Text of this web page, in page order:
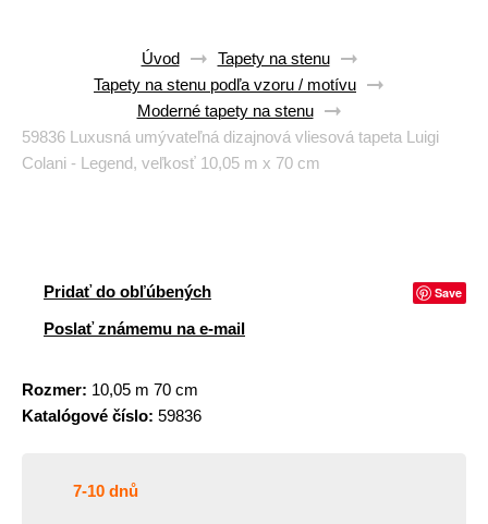
Úvod
Tapety na stenu
Tapety na stenu podľa vzoru / motívu
Moderné tapety na stenu
59836 Luxusná umývateľná dizajnová vliesová tapeta Luigi
Colani - Legend, veľkosť 10,05 m x 70 cm
Pridať do obľúbených Save
Poslať známemu na e-mail
Rozmer: 10,05 m 70 cm
Katalógové číslo: 59836
7-10 dnů